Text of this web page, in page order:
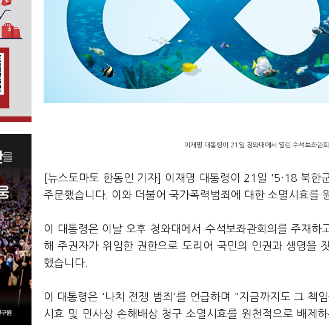
이재명 대통령이 21일 청와대에서 열린 수석보좌관
[뉴스토마토 한동인 기자] 이재명 대통령이 21일 '5·18 북
주문했습니다. 이와 더불어 국가폭력범죄에 대한 소멸시효를
이 대통령은 이날 오후 청와대에서 수석보좌관회의를 주재
해 주권자가 위임한 권한으로 도리어 국민의 인권과 생명을
했습니다.
이 대통령은 '나치 전쟁 범죄'를 언급하며 "지금까지도 그 책
시효 및 민사상 손해배상 청구 소멸시효를 원천적으로 배제